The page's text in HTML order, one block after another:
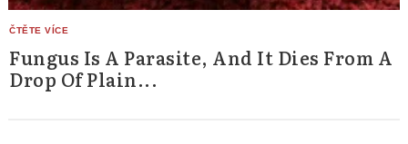
Fungus Is A Parasite, And It Dies From A
Drop Of Plain...